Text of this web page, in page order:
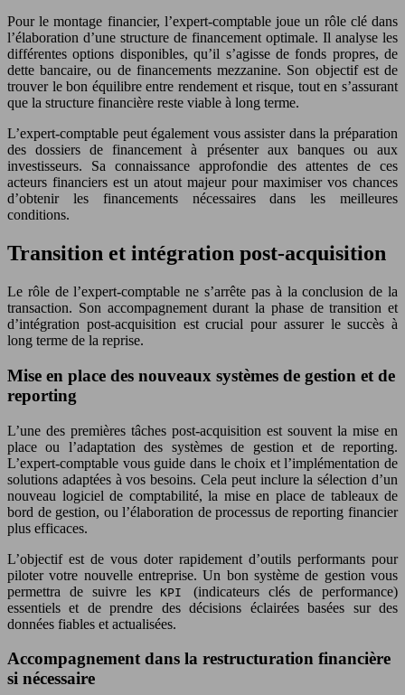
Pour le montage financier, l’expert-comptable joue un rôle clé dans
l’élaboration d’une structure de financement optimale. Il analyse les
différentes options disponibles, qu’il s’agisse de fonds propres, de
dette bancaire, ou de financements mezzanine. Son objectif est de
trouver le bon équilibre entre rendement et risque, tout en s’assurant
que la structure financière reste viable à long terme.
L’expert-comptable peut également vous assister dans la préparation
des dossiers de financement à présenter aux banques ou aux
investisseurs. Sa connaissance approfondie des attentes de ces
acteurs financiers est un atout majeur pour maximiser vos chances
d’obtenir les financements nécessaires dans les meilleures
conditions.
Transition et intégration post-acquisition
Le rôle de l’expert-comptable ne s’arrête pas à la conclusion de la
transaction. Son accompagnement durant la phase de transition et
d’intégration post-acquisition est crucial pour assurer le succès à
long terme de la reprise.
Mise en place des nouveaux systèmes de gestion et de
reporting
L’une des premières tâches post-acquisition est souvent la mise en
place ou l’adaptation des systèmes de gestion et de reporting.
L’expert-comptable vous guide dans le choix et l’implémentation de
solutions adaptées à vos besoins. Cela peut inclure la sélection d’un
nouveau logiciel de comptabilité, la mise en place de tableaux de
bord de gestion, ou l’élaboration de processus de reporting financier
plus efficaces.
L’objectif est de vous doter rapidement d’outils performants pour
piloter votre nouvelle entreprise. Un bon système de gestion vous
permettra de suivre les
KPI(indicateurs clés de performance)
essentiels et de prendre des décisions éclairées basées sur des
données fiables et actualisées.
Accompagnement dans la restructuration financière
si nécessaire